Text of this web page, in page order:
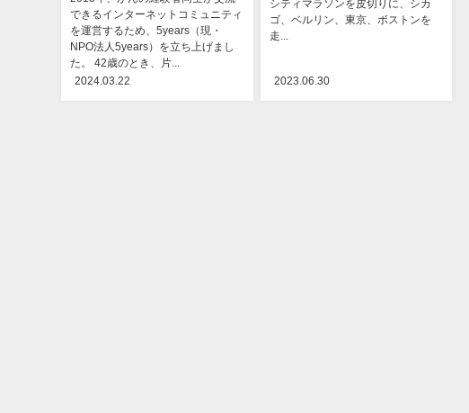
できるインターネットコミュニティ
を運営するため、5years（現・
NPO法人5years）を立ち上げまし
た。 42歳のとき、片...
2024.03.22
シティマラソンを皮切りに、シカ
ゴ、ベルリン、東京、ボストンを
走...
2023.06.30